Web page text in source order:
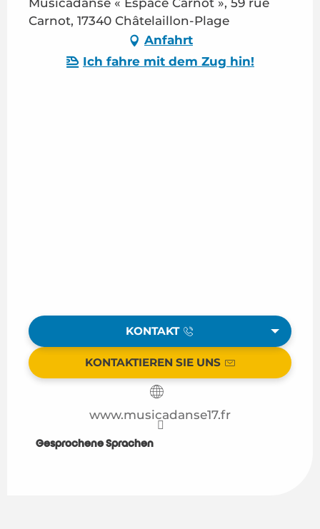
Carnot, 17340 Châtelaillon-Plage
Anfahrt
Ich fahre mit dem Zug hin!
KONTAKT
KONTAKTIEREN SIE UNS
www.musicadanse17.fr
Gesprochene Sprachen
Gesprochene Sprachen